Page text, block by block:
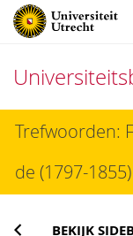
naar
inhoud
Trefwoorden:
de (1797-1855)
BEKIJK